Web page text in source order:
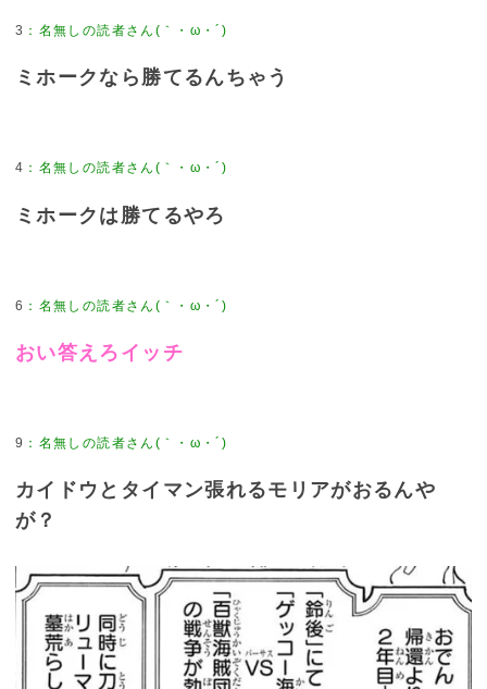
3
ミホークなら勝てるんちゃう
4
ミホークは勝てるやろ
6
おい答えろイッチ
9
カイドウとタイマン張れるモリアがおるんや
が？